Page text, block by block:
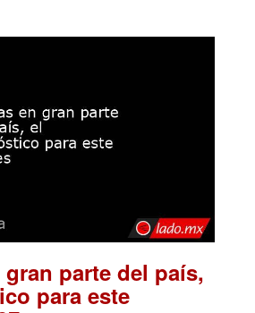
parte del país,
para este